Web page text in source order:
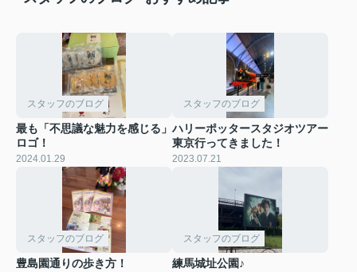
スタッフのブログ
最も「不思議な魅力を感じる」
ロゴ！
2024.01.29
スタッフのブログ
ハリーポッタースタジオツアー
東京行ってきました！
2023.07.21
スタッフのブログ
豊島園通りの歩き方！
スタッフのブログ
練馬城址公園♪